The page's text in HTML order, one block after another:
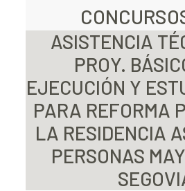
ASISTENCIA
PROY.
EJECUCIÓN Y
PARA REFORMA
LA RESIDENCIA
PERSONAS